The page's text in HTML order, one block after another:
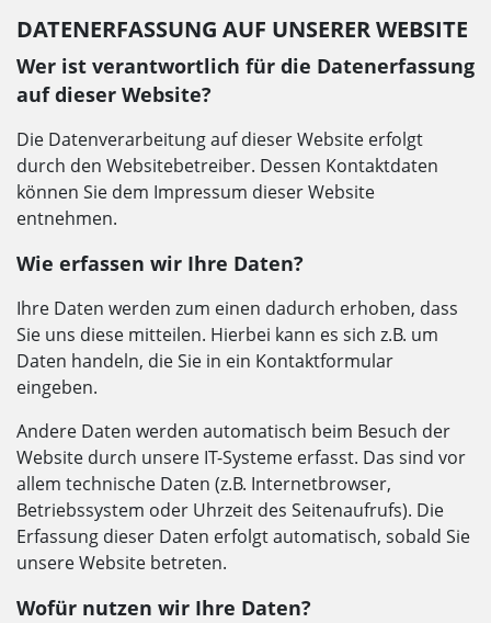
DATENERFASSUNG AUF UNSERER WEBSITE
Wer ist verantwortlich für die Datenerfassung
auf dieser Website?
Die Datenverarbeitung auf dieser Website erfolgt
durch den Websitebetreiber. Dessen Kontaktdaten
können Sie dem Impressum dieser Website
entnehmen.
Wie erfassen wir Ihre Daten?
Ihre Daten werden zum einen dadurch erhoben, dass
Sie uns diese mitteilen. Hierbei kann es sich z.B. um
Daten handeln, die Sie in ein Kontaktformular
eingeben.
Andere Daten werden automatisch beim Besuch der
Website durch unsere IT-Systeme erfasst. Das sind vor
allem technische Daten (z.B. Internetbrowser,
Betriebssystem oder Uhrzeit des Seitenaufrufs). Die
Erfassung dieser Daten erfolgt automatisch, sobald Sie
unsere Website betreten.
Wofür nutzen wir Ihre Daten?